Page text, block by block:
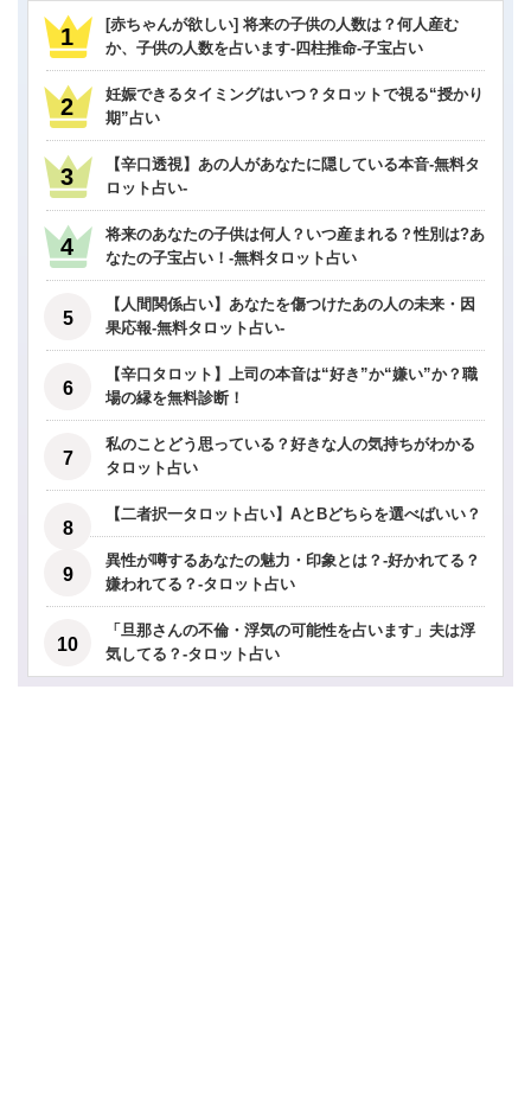
[赤ちゃんが欲しい] 将来の子供の人数は？何人産む
か、子供の人数を占います-四柱推命-子宝占い
妊娠できるタイミングはいつ？タロットで視る“授かり
期”占い
【辛口透視】あの人があなたに隠している本音-無料タ
ロット占い-
将来のあなたの子供は何人？いつ産まれる？性別は?あ
なたの子宝占い！-無料タロット占い
【人間関係占い】あなたを傷つけたあの人の未来・因
果応報-無料タロット占い-
【辛口タロット】上司の本音は“好き”か“嫌い”か？職
場の縁を無料診断！
私のことどう思っている？好きな人の気持ちがわかる
タロット占い
【二者択一タロット占い】AとBどちらを選べばいい？
異性が噂するあなたの魅力・印象とは？-好かれてる？
嫌われてる？-タロット占い
「旦那さんの不倫・浮気の可能性を占います」夫は浮
気してる？-タロット占い